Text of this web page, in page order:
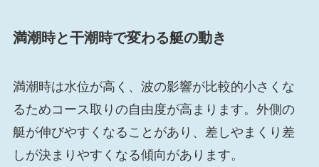
満潮時と干潮時で変わる艇の動き
満潮時は水位が高く、波の影響が比較的小さくな
るためコース取りの自由度が高まります。外側の
艇が伸びやすくなることがあり、差しやまくり差
しが決まりやすくなる傾向があります。